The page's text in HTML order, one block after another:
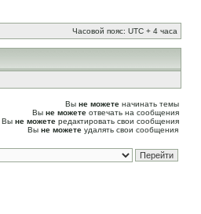
Часовой пояс: UTC + 4 часа
Вы не можете начинать темы
Вы не можете отвечать на сообщения
Вы не можете редактировать свои сообщения
Вы не можете удалять свои сообщения